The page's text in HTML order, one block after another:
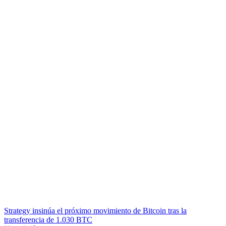
Strategy insinúa el próximo movimiento de Bitcoin tras la
transferencia de 1.030 BTC